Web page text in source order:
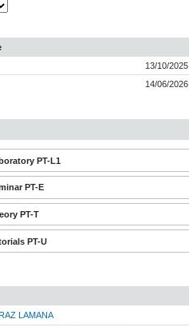
13/10/2025
14/06/2026
PT-L1
PT-E
PT-T
PT-U
LAMANA